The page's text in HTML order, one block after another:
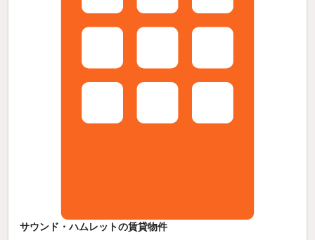
サウンド・ハムレットの賃貸物件